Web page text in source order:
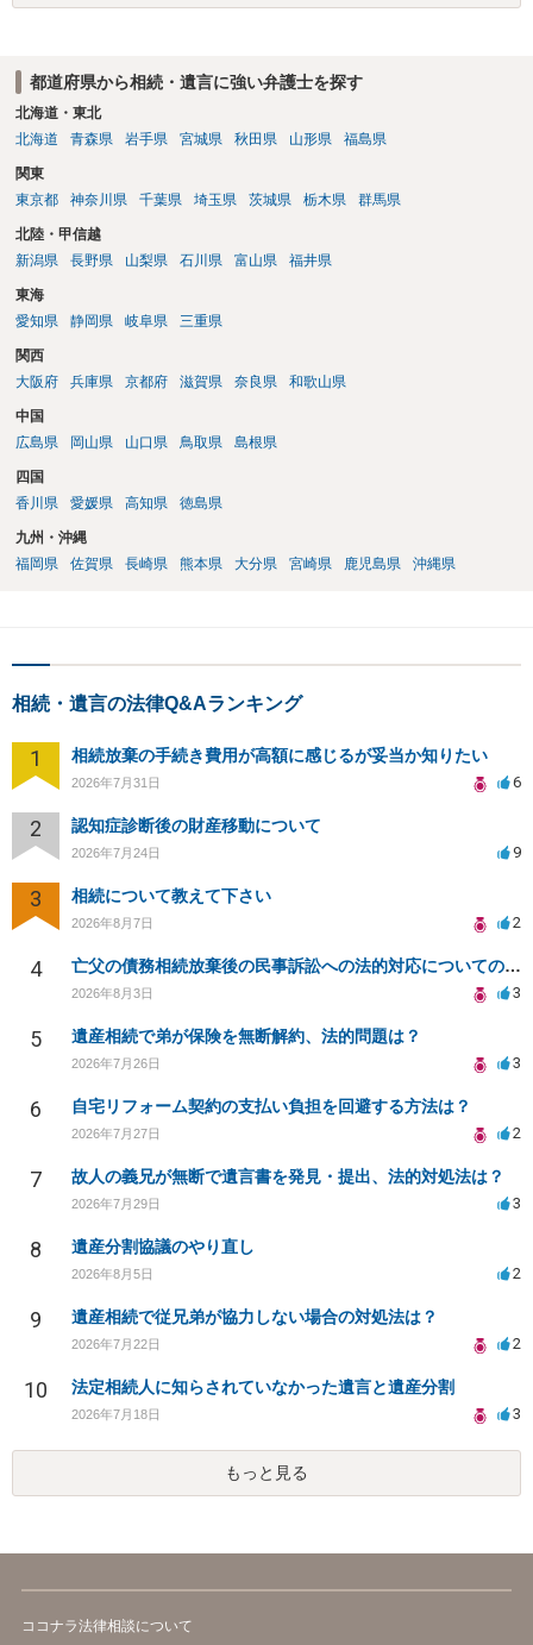
が、旦那様の収入や財産にもよりますが、法テラスに御連絡なさって
らい（希望者が多く予約できてもしばらく先になる）ようですので、
比較的短い熟慮期間のことを考えると、来週早々すぐにでも御連絡す
る方が良いでしょう。 もし法テラスが御利用になれない、あるいは時
（WEB等で）、問い合わせてみることです。相続を扱う弁護士でも相
続放棄は比較的安価な手数料でのお仕事になるのであまり前向きに受
けてくれないところもあるようです。 複数の法律事務所に聞いて（相
ば、キューちゃんママさんの御希望をかなえることができるのではな
いでしょうか。 あるいは相続放棄であれば御自分でできなくもないと
は思います。その場合、かかるのは戸籍等の取得費用と印紙代だけと
を確認し、印紙と共に家庭裁判所に提出して相続放棄申述受理通知書
を待つという流れになります。
都道府県から相続・遺言に強い弁護士を探す
北海道・東北
北海道
青森県 岩手県 宮城県 秋田県 山形県 福島県
関東
東京都
神奈川県 千葉県 埼玉県 茨城県 栃木県 群馬県
北陸・甲信越
新潟県
長野県 山梨県 石川県 富山県 福井県
東海
愛知県
静岡県 岐阜県 三重県
関西
大阪府
兵庫県 京都府 滋賀県 奈良県 和歌山県
中国
広島県
岡山県 山口県 鳥取県 島根県
四国
香川県
愛媛県 高知県 徳島県
九州・沖縄
福岡県
佐賀県 長崎県 熊本県 大分県 宮崎県 鹿児島県 沖縄県
相続・遺言の法律Q&Aランキング
1 相続放棄の手続き費用が高額に感じるが妥当か知りたい
2026年7月31日 6
2 認知症診断後の財産移動について
2026年7月24日 9
3 相続について教えて下さい
2026年8月7日 2
4 亡父の債務相続放棄後の民事訴訟への法的対応についての相談
2026年8月3日 3
5 遺産相続で弟が保険を無断解約、法的問題は？
2026年7月26日 3
6 自宅リフォーム契約の支払い負担を回避する方法は？
2026年7月27日 2
7 故人の義兄が無断で遺言書を発見・提出、法的対処法は？
2026年7月29日 3
8 遺産分割協議のやり直し
2026年8月5日 2
9 遺産相続で従兄弟が協力しない場合の対処法は？
2026年7月22日 2
10 法定相続人に知らされていなかった遺言と遺産分割
2026年7月18日 3
もっと見る
ココナラ法律相談について